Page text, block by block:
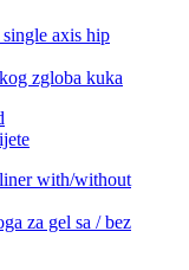
zgloba kuka
za gel sa / bez